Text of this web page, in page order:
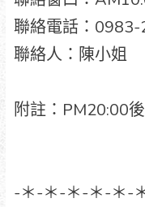
聯絡電話：
聯絡人：陳小姐
附註：PM20:00
-＊-＊-＊-＊-＊-